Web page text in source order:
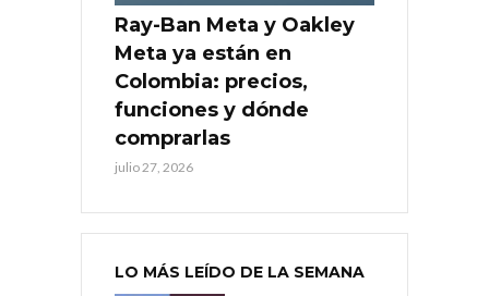
Ray-Ban Meta y Oakley
Meta ya están en
Colombia: precios,
funciones y dónde
comprarlas
julio 27, 2026
LO MÁS LEÍDO DE LA SEMANA